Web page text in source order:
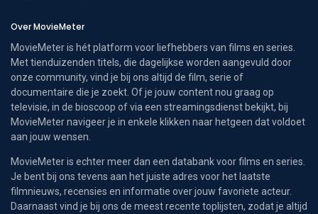
Over MovieMeter
MovieMeter is hét platform voor liefhebbers van films en series.
Met tienduizenden titels, die dagelijkse worden aangevuld door
onze community, vind je bij ons altijd de film, serie of
documentaire die je zoekt. Of je jouw content nou graag op
televisie, in de bioscoop of via een streamingsdienst bekijkt, bij
MovieMeter navigeer je in enkele klikken naar hetgeen dat voldoet
aan jouw wensen.
MovieMeter is echter meer dan een databank voor films en series.
Je bent bij ons tevens aan het juiste adres voor het laatste
filmnieuws, recensies en informatie over jouw favoriete acteur.
Daarnaast vind je bij ons de meest recente toplijsten, zodat je altijd